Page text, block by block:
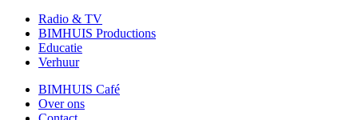
Radio & TV
BIMHUIS Productions
Educatie
Verhuur
BIMHUIS Café
Over ons